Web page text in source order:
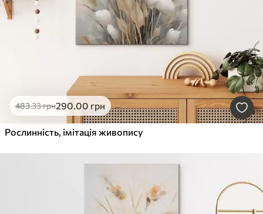
483.33грн290.00 грн
Рослинність, імітація живопису